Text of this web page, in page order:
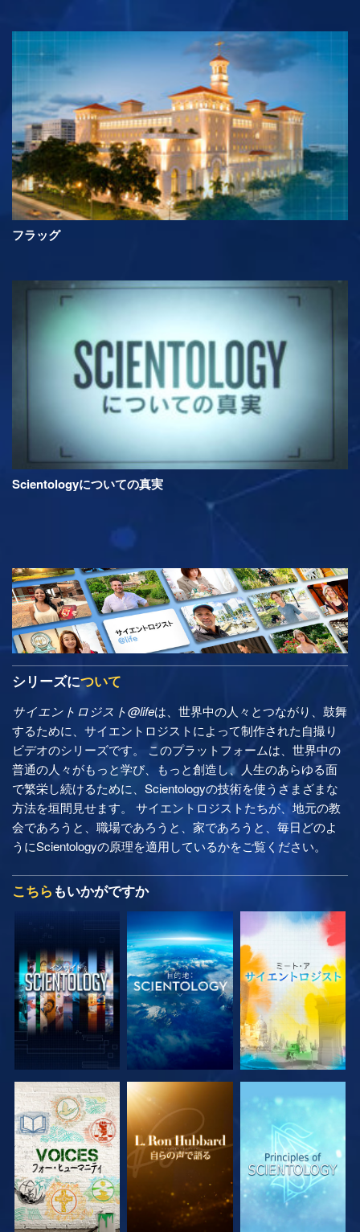
フラッグ
Scientologyについての真実
シリーズについて
サイエントロジスト@lifeは、世界中の人々とつながり、鼓舞
するために、サイエントロジストによって制作された自撮り
ビデオのシリーズです。 このプラットフォームは、世界中の
普通の人々がもっと学び、もっと創造し、人生のあらゆる面
で繁栄し続けるために、Scientologyの技術を使うさまざまな
方法を垣間見せます。 サイエントロジストたちが、地元の教
会であろうと、職場であろうと、家であろうと、毎日どのよ
うにScientologyの原理を適用しているかをご覧ください。
こちら もいかがですか
シリーズを探求 シリーズを探求 シリーズを探求